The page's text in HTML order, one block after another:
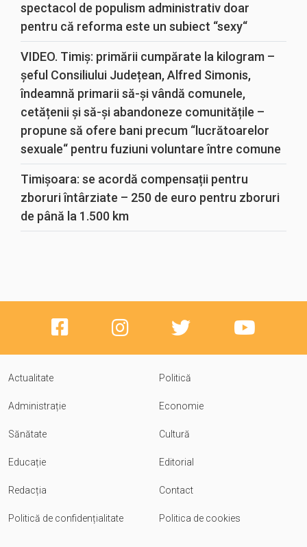
spectacol de populism administrativ doar
pentru că reforma este un subiect “sexy“
VIDEO. Timiș: primării cumpărate la kilogram –
șeful Consiliului Județean, Alfred Simonis,
îndeamnă primarii să-și vândă comunele,
cetățenii și să-și abandoneze comunitățile –
propune să ofere bani precum “lucrătoarelor
sexuale“ pentru fuziuni voluntare între comune
Timișoara: se acordă compensații pentru
zboruri întârziate – 250 de euro pentru zboruri
de până la 1.500 km
Actualitate Politică
Administrație Economie
Sănătate Cultură
Educație Editorial
Redacția Contact
Politică de confidențialitate Politica de cookies